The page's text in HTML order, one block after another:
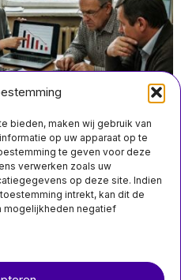
bieden, maken wij gebruik van
op uw apparaat op te
te geven voor deze
verwerken zoals uw
op deze site. Indien
intrekt, kan dit de
mogelijkheden negatief
van 65 Russische